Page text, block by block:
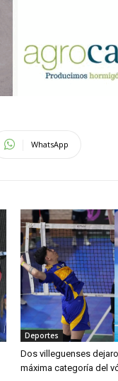
WhatsApp
Deportes
Dos villeguenses
máxima categoría del